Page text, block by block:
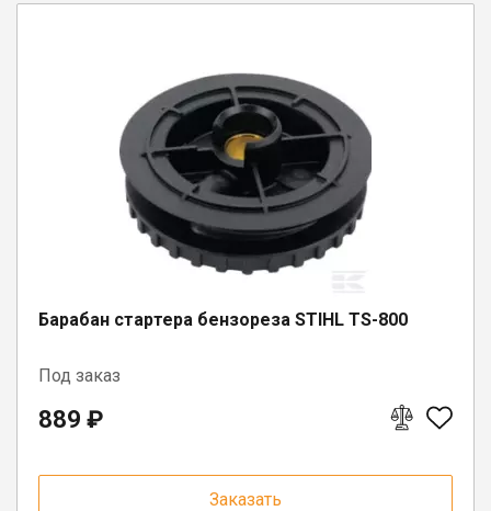
Барабан стартера бензореза STIHL TS-800
Под заказ
889 ₽
Заказать